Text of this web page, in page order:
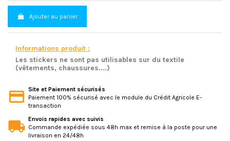
Ajouter au panier
Informations produit :
Les stickers ne sont pas utilisables sur du textile
(vêtements, chaussures....)
Site et Paiement sécurisés
Paiement 100% sécurisé avec le module du Crédit Agricole E-
transaction
Envois rapides avec suivis
Commande expédiée sous 48h max et remise à la poste pour une
livraison en 24/48h